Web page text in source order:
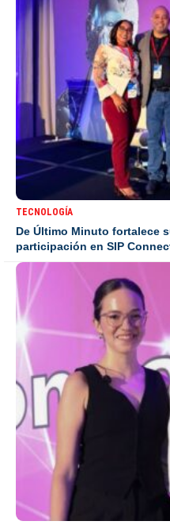
TECNOLOGÍA
De Último Minuto fortalece
participación en SIP